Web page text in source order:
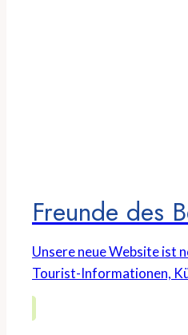
Freunde des
Unsere neue Website ist
Tourist-Informationen,